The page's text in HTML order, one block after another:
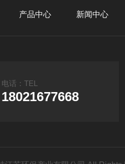
产品中心 新闻中心
电话：TEL
18021677668